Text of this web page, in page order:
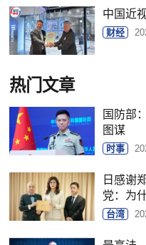
中国近
财经
热门文章
国防部
图谋
时事
日感谢
党：为
台湾